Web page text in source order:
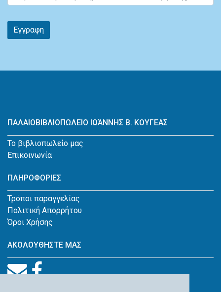
Εγγραφη
ΠΑΛΑΙΟΒΙΒΛΙΟΠΩΛΕΙΟ ΙΩΆΝΝΗΣ Β. ΚΟΥΓΕΑΣ
Το βιβλιοπωλείο μας
Επικοινωνία
ΠΛΗΡΟΦΟΡΙΕΣ
Τρόποι παραγγελίας
Πολιτική Απορρήτου
Όροι Χρήσης
ΑΚΟΛΟΥΘΗΣΤΕ ΜΑΣ